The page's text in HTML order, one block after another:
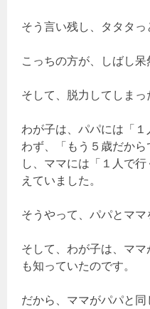
そう言い残し、タタタっ
こっちの方が、しばし呆
そして、脱力してしまっ
わが子は、パパには「
わず、「もう５歳だか
し、ママには「１人で
えていました。
そうやって、パパとママ
そして、わが子は、マ
も知っていたのです。
だから、ママがパパと